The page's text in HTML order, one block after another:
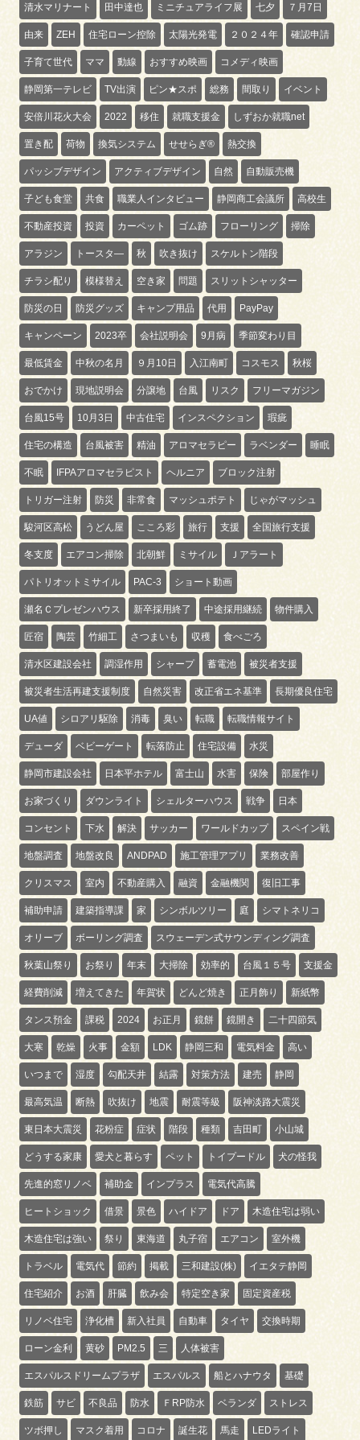
清水マリナート 田中達也 ミニチュアライフ展 七夕 ７月7日
由来 ZEH 住宅ローン控除 太陽光発電 ２０２４年 確認申請
子育て世代 ママ 動線 おすすめ映画 コメディ映画
静岡第一テレビ TV出演 ピン★スポ 総務 間取り イベント
安倍川花火大会 2022 移住 就職支援金 しずおか就職net
置き配 荷物 換気システム せせらぎ® 熱交換
パッシブデザイン アクティブデザイン 自然 自動販売機
子ども食堂 共食 職業人インタビュー 静岡商工会議所 高校生
不動産投資 投資 カーペット ゴム跡 フローリング 掃除
アラジン トースタ― 秋 吹き抜け スケルトン階段
チラシ配り 模様替え 空き家 問題 スリットシャッター
防災の日 防災グッズ キャンプ用品 代用 PayPay
キャンペーン 2023卒 会社説明会 9月病 季節変わり目
最低賃金 中秋の名月 ９月10日 入江南町 コスモス 秋桜
おでかけ 現地説明会 分譲地 台風 リスク フリーマガジン
台風15号 10月3日 中古住宅 インスペクション 瑕疵
住宅の構造 台風被害 精油 アロマセラピー ラベンダー 睡眠
不眠 IFPAアロマセラピスト ヘルニア ブロック注射
トリガー注射 防災 非常食 マッシュポテト じゃがマッシュ
駿河区高松 うどん屋 こころ彩 旅行 支援 全国旅行支援
冬支度 エアコン掃除 北朝鮮 ミサイル Ｊアラート
パトリオットミサイル PAC-3 ショート動画
瀬名Ｃプレゼンハウス 新卒採用終了 中途採用継続 物件購入
匠宿 陶芸 竹細工 さつまいも 収穫 食べごろ
清水区建設会社 調湿作用 シャープ 蓄電池 被災者支援
被災者生活再建支援制度 自然災害 改正省エネ基準 長期優良住宅
UA値 シロアリ駆除 消毒 臭い 転職 転職情報サイト
デューダ ベビーゲート 転落防止 住宅設備 水災
静岡市建設会社 日本平ホテル 富士山 水害 保険 部屋作り
お家づくり ダウンライト シェルターハウス 戦争 日本
コンセント 下水 解決 サッカー ワールドカップ スペイン戦
地盤調査 地盤改良 ANDPAD 施工管理アプリ 業務改善
クリスマス 室内 不動産購入 融資 金融機関 復旧工事
補助申請 建築指導課 家 シンボルツリー 庭 シマトネリコ
オリーブ ボーリング調査 スウェーデン式サウンディング調査
秋葉山祭り お祭り 年末 大掃除 効率的 台風１５号 支援金
経費削減 増えてきた 年賀状 どんど焼き 正月飾り 新紙幣
タンス預金 課税 2024 お正月 鏡餅 鏡開き 二十四節気
大寒 乾燥 火事 金額 LDK 静岡三和 電気料金 高い
いつまで 湿度 勾配天井 結露 対策方法 建売 静岡
最高気温 断熱 吹抜け 地震 耐震等級 阪神淡路大震災
東日本大震災 花粉症 症状 階段 種類 吉田町 小山城
どうする家康 愛犬と暮らす ペット トイプードル 犬の怪我
先進的窓リノベ 補助金 インプラス 電気代高騰
ヒートショック 借景 景色 ハイドア ドア 木造住宅は弱い
木造住宅は強い 祭り 東海道 丸子宿 エアコン 室外機
トラベル 電気代 節約 掲載 三和建設(株) イエタテ静岡
住宅紹介 お酒 肝臓 飲み会 特定空き家 固定資産税
リノベ住宅 浄化槽 新入社員 自動車 タイヤ 交換時期
ローン金利 黄砂 PM2.5 三 人体被害
エスパルスドリームプラザ エスパルス 船とハナウタ 基礎
鉄筋 サビ 不良品 防水 ＦRP防水 ベランダ ストレス
ツボ押し マスク着用 コロナ 誕生花 馬走 LEDライト